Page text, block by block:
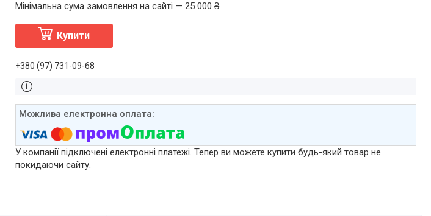
Мінімальна сума замовлення на сайті — 25 000 ₴
Купити
+380 (97) 731-09-68
У компанії підключені електронні платежі. Тепер ви можете купити будь-який товар не
покидаючи сайту.